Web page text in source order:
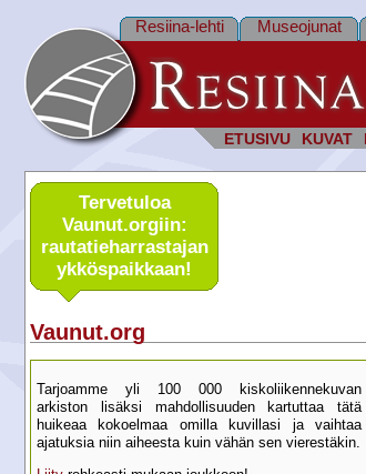
ETUSIVU KUVAT
Resiina-lehti Museojunat
Tervetuloa
Vaunut.orgiin:
rautatie­harrastajan
ykkös­paikkaan!
Vaunut.org
Tarjoamme yli 100 000 kisko­liikenne­kuvan
arkiston lisäksi mahdol­lisuuden kartu­ttaa tätä
huikeaa kokoelmaa omilla kuvillasi ja vaihtaa
ajatuksia niin aiheesta kuin vähän sen vierestäkin.